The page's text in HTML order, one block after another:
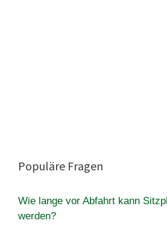
Populäre Fragen
Wie lange vor Abfahrt kann
werden?